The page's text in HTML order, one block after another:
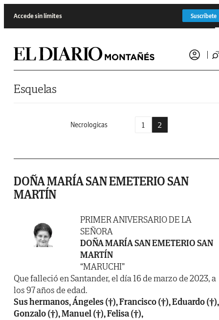
Accede sin límites Suscríbete
Esquelas
Necrologicas 1 2
DOÑA MARÍA SAN EMETERIO SAN
MARTÍN
PRIMER ANIVERSARIO DE LA
SEÑORA
DOÑA MARÍA SAN EMETERIO SAN
MARTÍN
“MARUCHI”
Que falleció en Santander, el día 16 de marzo de 2023, a
los 97 años de edad.
Sus hermanos, Ángeles (†), Francisco (†), Eduardo (†),
Gonzalo (†), Manuel (†), Felisa (†),